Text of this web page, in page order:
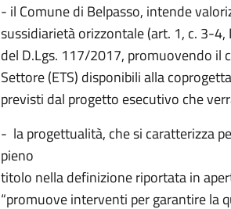
- il Comune di Belpasso, intende
sussidiarietà orizzontale (art. 1, c. 3-
del D.Lgs. 117/2017, promuovendo il
Settore (ETS) disponibili alla
previsti dal progetto esecutivo che
- la progettualità, che si caratterizza
pieno
titolo nella definizione riportata in
“promuove interventi per garantire la